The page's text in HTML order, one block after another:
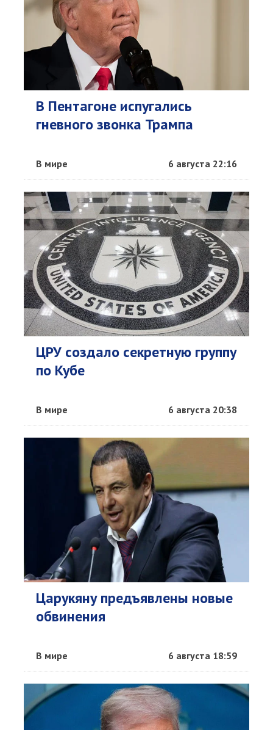
В Пентагоне испугались
гневного звонка Трампа
В мире 6 августа 22:16
ЦРУ создало секретную группу
по Кубе
В мире 6 августа 20:38
Царукяну предъявлены новые
обвинения
В мире 6 августа 18:59